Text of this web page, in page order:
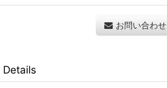
お問い合わせ
Details